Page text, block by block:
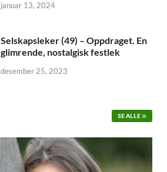
januar 13, 2024
Selskapsleker (49) – Oppdraget. En
glimrende, nostalgisk festlek
desember 25, 2023
SE ALLE